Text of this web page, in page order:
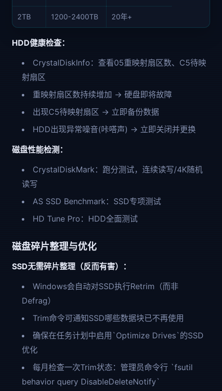
2TB 1200-2400TB 20年+
HDD健康检查：
CrystalDiskInfo：查看05重映射扇区数、C5待映
射扇区
重映射扇区数持续增加 → 硬盘即将故障
出现C5待映射扇区 → 立即备份数据
HDD出现异常噪音(咔嗒声) → 立即关闭并更换
磁盘性能检测：
CrystalDiskMark：跑分测试，连续读写/4K随机
读写
AS SSD Benchmark：SSD专项测试
HD Tune Pro：HDD全面测试
磁盘碎片整理与优化
SSD无需碎片整理（反而有害）：
Windows会自动对SSD执行Retrim（而非
Defrag）
Trim命令可通知SSD哪些数据块已不再使用
确保在任务计划中启用`Optimize Drives`的SSD
优化
每月检查一次Trim状态：管理员命令行 `fsutil
behavior query DisableDeleteNotify`